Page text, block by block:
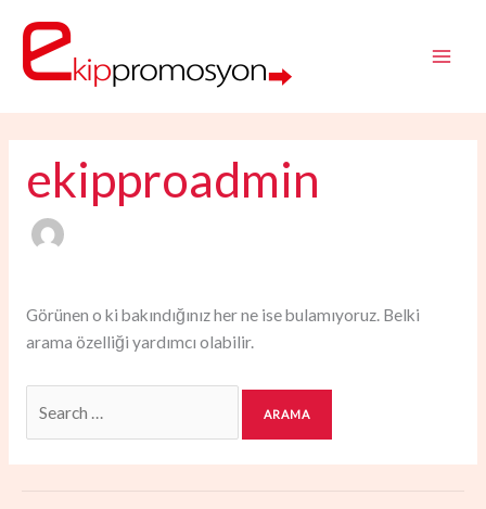
atla
ekipproadmin
Görünen o ki bakındığınız her ne ise bulamıyoruz. Belki
arama özelliği yardımcı olabilir.
for: